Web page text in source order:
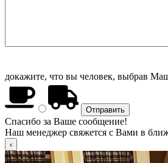
докажите, что вы человек, выбрав
Спасибо за Ваше сообщение!
Наш менеджер свяжется с Вами в